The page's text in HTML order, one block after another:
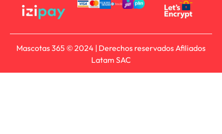
Mascotas 365 © 2024 | Derechos reservados Afiliados
Latam SAC